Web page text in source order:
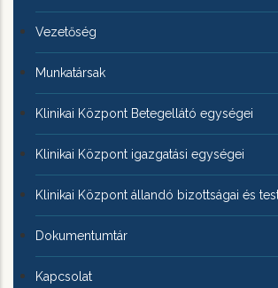
KÖZPONTRÓL
Vezetőség
Munkatársak
Klinikai Központ Betegellátó egységei
Klinikai Központ igazgatási egységei
Klinikai Központ állandó bizottságai és
Dokumentumtár
Kapcsolat